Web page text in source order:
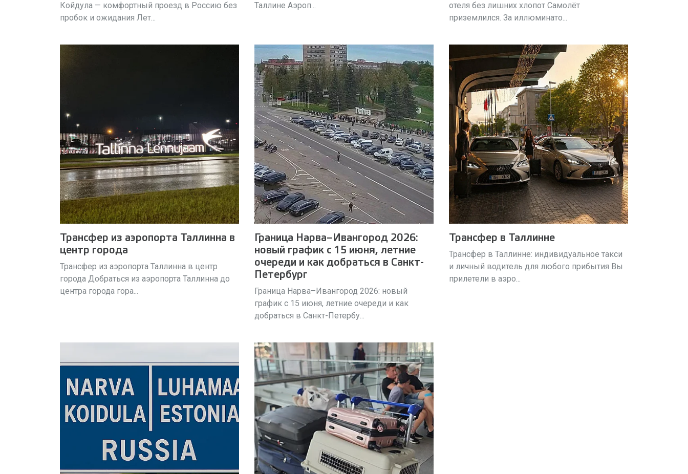
Койдула — комфортный проезд в Россию без
пробок и ожидания Лет...
Таллине Аэроп...
отеля без лишних хлопот Самолёт
приземлился. За иллюминато...
Трансфер из аэропорта Таллинна в
центр города
Трансфер из аэропорта Таллинна в центр
города Добраться из аэропорта Таллинна до
центра города гора...
Граница Нарва–Ивангород 2026:
новый график с 15 июня, летние
очереди и как добраться в Санкт-
Петербург
Граница Нарва–Ивангород 2026: новый
график с 15 июня, летние очереди и как
добраться в Санкт-Петербу...
Трансфер в Таллинне
Трансфер в Таллинне: индивидуальное такси
и личный водитель для любого прибытия Вы
прилетели в аэро...